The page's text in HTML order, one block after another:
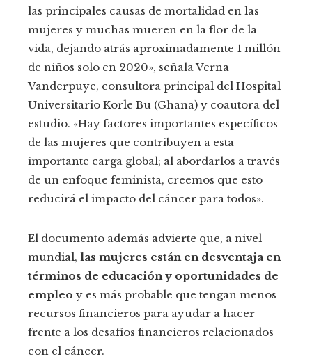
las principales causas de mortalidad en las
mujeres y muchas mueren en la flor de la
vida, dejando atrás aproximadamente 1 millón
de niños solo en 2020», señala Verna
Vanderpuye, consultora principal del Hospital
Universitario Korle Bu (Ghana) y coautora del
estudio. «Hay factores importantes específicos
de las mujeres que contribuyen a esta
importante carga global; al abordarlos a través
de un enfoque feminista, creemos que esto
reducirá el impacto del cáncer para todos».
El documento además advierte que, a nivel
mundial, las mujeres están en desventaja en
términos de educación y oportunidades de
empleo y es más probable que tengan menos
recursos financieros para ayudar a hacer
frente a los desafíos financieros relacionados
con el cáncer.